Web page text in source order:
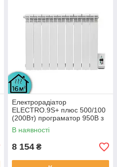
Електрорадіатор
ELECTRO.9S+ плюс 500/100
(200Вт) програматор 950В з
настінними кріпленнями
В наявності
8 154 ₴